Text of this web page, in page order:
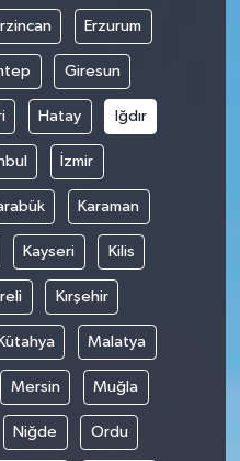
Erzurum
Giresun
Hatay Iğdır
İzmir
Karaman
Kayseri Kilis
Kırşehir
Kütahya Malatya
Mersin Muğla
Niğde Ordu